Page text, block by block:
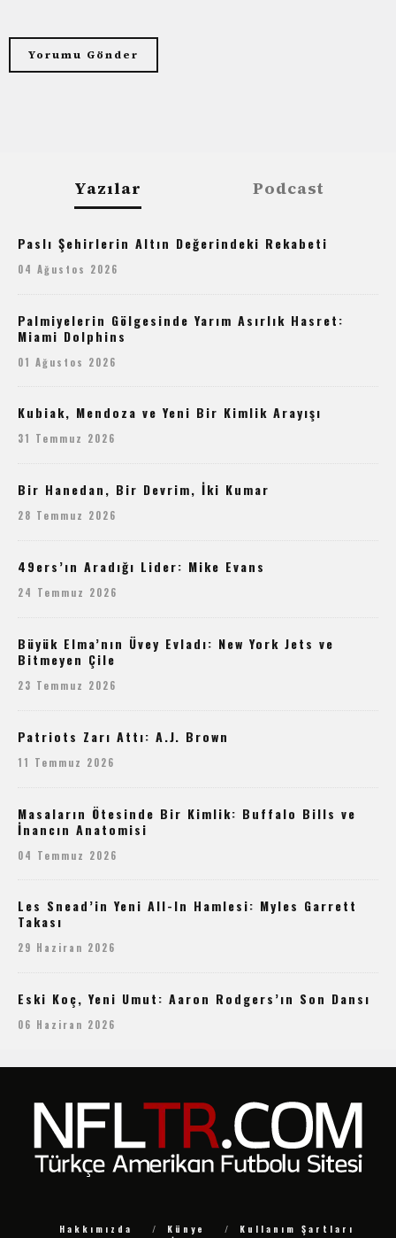
Yazılar Podcast
Paslı Şehirlerin Altın Değerindeki Rekabeti
04 Ağustos 2026
Palmiyelerin Gölgesinde Yarım Asırlık Hasret:
Miami Dolphins
01 Ağustos 2026
Kubiak, Mendoza ve Yeni Bir Kimlik Arayışı
31 Temmuz 2026
Bir Hanedan, Bir Devrim, İki Kumar
28 Temmuz 2026
49ers’ın Aradığı Lider: Mike Evans
24 Temmuz 2026
Büyük Elma’nın Üvey Evladı: New York Jets ve
Bitmeyen Çile
23 Temmuz 2026
Patriots Zarı Attı: A.J. Brown
11 Temmuz 2026
Masaların Ötesinde Bir Kimlik: Buffalo Bills ve
İnancın Anatomisi
04 Temmuz 2026
Les Snead’in Yeni All-In Hamlesi: Myles Garrett
Takası
29 Haziran 2026
Eski Koç, Yeni Umut: Aaron Rodgers’ın Son Dansı
06 Haziran 2026
Hakkımızda Künye
Kullanım Şartları